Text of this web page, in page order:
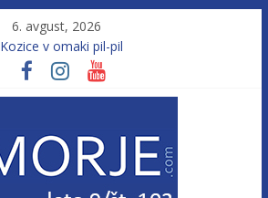
6. avgust, 2026
Kozice v omaki pil-pil
Leto 9, št. 103; Licenca brez morja
Od morja do gorja 11